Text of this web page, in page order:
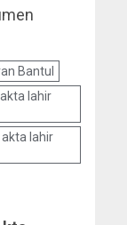
Bantul
lahir
lahir